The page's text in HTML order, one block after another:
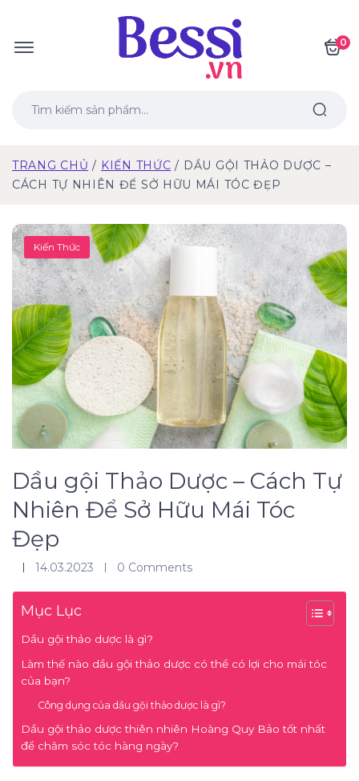
0
TRANG CHỦ KIẾN THỨC
DẦU GỘI THẢO DƯỢC –
CÁCH TỰ NHIÊN ĐỂ SỞ HỮU MÁI TÓC ĐẸP
Kiến Thức
Dầu gội Thảo Dược – Cách Tự
Nhiên Để Sở Hữu Mái Tóc
Đẹp
14.03.2023 0 Comments
Mục Lục
Dầu gội thảo dược là gì?
Làm thế nào dầu gội thảo dược có thể có lợi cho mái tóc
của bạn?
Công dụng của dầu gội thảo dược là gì?
Dầu gội thảo dược thiên nhiên Hoàng Quy Bảo tốt nhất
để chăm sóc tóc hàng ngày?